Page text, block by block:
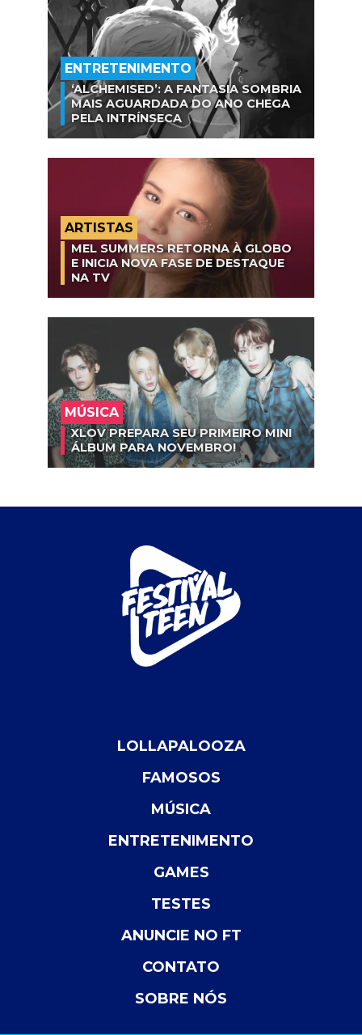
ENTRETENIMENTO
‘ALCHEMISED’: A FANTASIA SOMBRIA
MAIS AGUARDADA DO ANO CHEGA
PELA INTRÍNSECA
ARTISTAS
MEL SUMMERS RETORNA À GLOBO
E INICIA NOVA FASE DE DESTAQUE
NA TV
MÚSICA
XLOV PREPARA SEU PRIMEIRO MINI
ÁLBUM PARA NOVEMBRO!
LOLLAPALOOZA
FAMOSOS
MÚSICA
ENTRETENIMENTO
GAMES
TESTES
ANUNCIE NO FT
CONTATO
SOBRE NÓS